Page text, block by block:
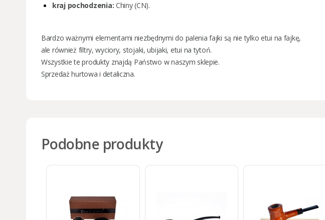
kraj pochodzenia: Chiny (CN).
Bardzo ważnymi elementami niezbędnymi do palenia fajki są nie tylko etui na fajkę,
ale również filtry,wyciory, stojaki,ubijaki, etui na tytoń.
Wszystkie te produkty znajdą Państwo w naszym sklepie.
Sprzedażhurtowa i detaliczna.
Podobne produkty